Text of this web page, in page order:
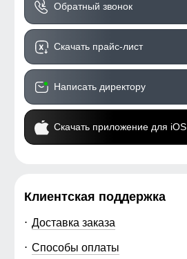
Обратный звонок
Скачать прайс-лист
Написать директору
Скачать приложение для iOS
Клиентская поддержка
Доставка заказа
Способы оплаты